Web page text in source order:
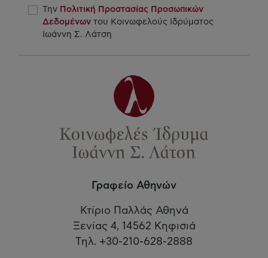
Την Πολιτική Προστασίας Προσωπικών
Δεδομένων του Κοινωφελούς Ιδρύματος
Ιωάννη Σ. Λάτση
Γραφείο Αθηνών
Κτίριο Παλλάς Αθηνά
Ξενίας 4, 14562 Κηφισιά
Τηλ. +30-210-628-2888